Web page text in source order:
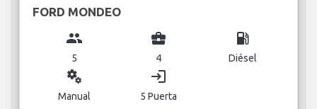
FORD MONDEO
group
5
business_center
4
local_gas_station
Diésel
miscellaneous_services
Manual
login
5 Puerta